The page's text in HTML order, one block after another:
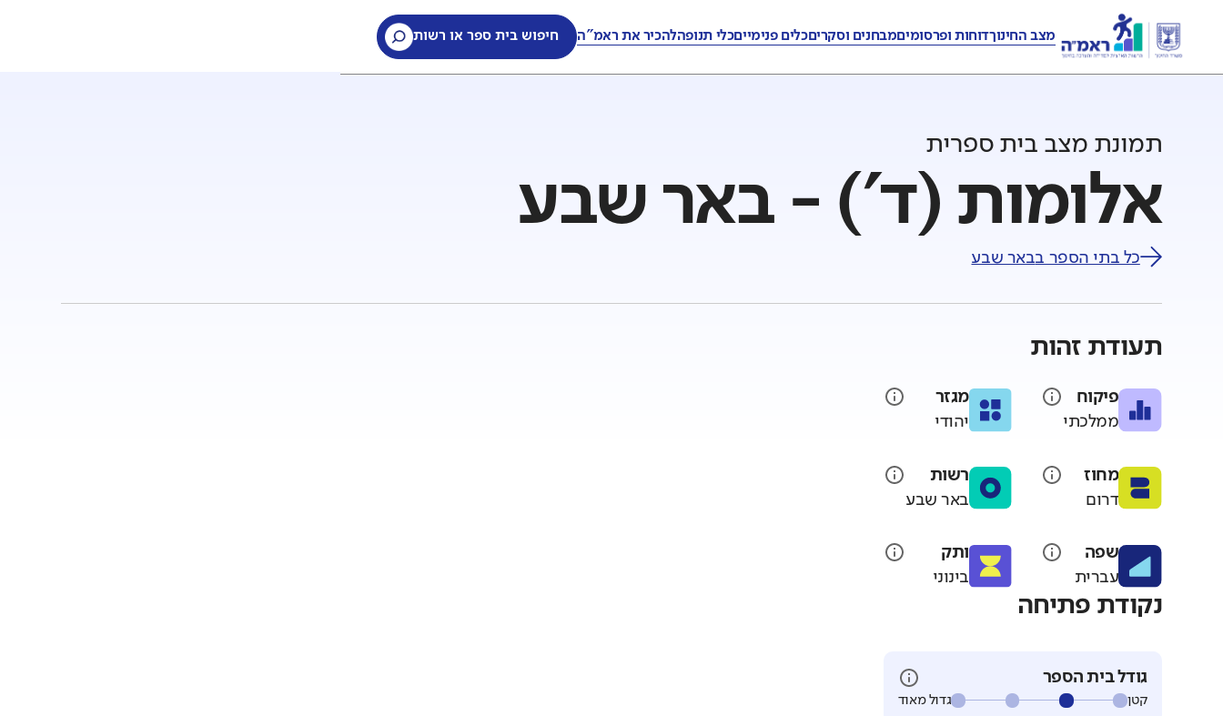
מצב החינוךדוחות ופרסומיםמבחנים וסקריםכלים פנימייםכלי תנופהלהכיר את ראמ"ה חיפוש בית ספר או רשות
תמונת מצב בית ספרית
אלומות (ד') - באר שבע
כל בתי הספר בבאר שבע
תעודת זהות
פיקוח
ממלכתי
מגזר
יהודי
מחוז
דרום
רשות
באר שבע
שפה
עברית
ותק
בינוני
נקודת פתיחה
גודל בית הספר
גדול מאוד קטן